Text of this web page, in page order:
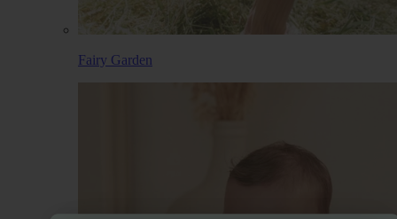
Fairy Garden